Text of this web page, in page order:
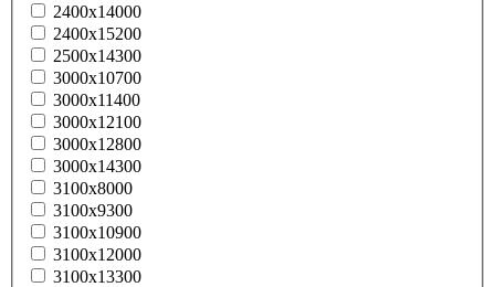
2400x14000
2400x15200
2500x14300
3000x10700
3000x11400
3000x12100
3000x12800
3000x14300
3100x8000
3100x9300
3100x10900
3100x12000
3100x13300